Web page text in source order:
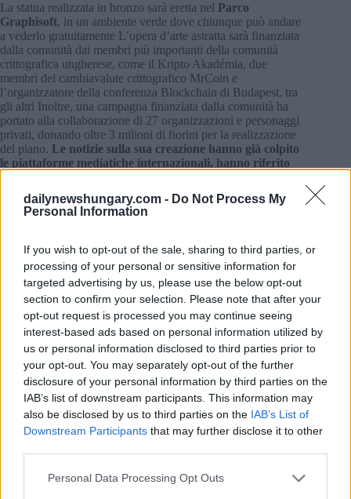
dailynewshungary.com - Do Not Process My
Personal Information
If you wish to opt-out of the sale, sharing to third parties, or
processing of your personal or sensitive information for
targeted advertising by us, please use the below opt-out
section to confirm your selection. Please note that after your
opt-out request is processed you may continue seeing
interest-based ads based on personal information utilized by
us or personal information disclosed to third parties prior to
your opt-out. You may separately opt-out of the further
disclosure of your personal information by third parties on the
IAB’s list of downstream participants. This information may
also be disclosed by us to third parties on the IAB’s List of
Downstream Participants that may further disclose it to other
Please note that this website/app uses one or more Google
Personal Data Processing Opt Outs
La statua realizzata in bronzo sarà eretta nel Parco
Graphisoft, in un ambiente verde dove chiunque può andare
a vederlo gratuitamente L’opera d’arte astratta sarà finanziata
dalla comunità dai membri più importanti della comunità
crittografica ungherese, come il Kripto Akadémia, due
membri del cambiavalute crittografico MrCoin e
l’organizzatore della conferenza Blockchain di Budapest, tra
gli altri Inoltre, una campagna finanziata dalla comunità ha
portato alla collaborazione di 27 organizzazioni e personaggi
privati, donando oltre 3 milioni di fiorini per la realizzazione
del piano. Le notizie sulla sua creazione hanno già colpito
le piattaforme mediatiche internazionali, hanno riferito
L’idea per una statua del genere è venuta da András Györfi,
non è il bitcoin a stare al centro della sua iniziativa, ma la
tecnologia stessa attorno alla quale è costruito l’intero sistema.
Come dice lui,“La tecnologia blockchain è una soluzione
perfetta in tanti campi: assistenza sanitaria, logistica o
erogazione di aiuti o assistenza per chi ne ha bisogno È un
database che dà un livello di sicurezza e protezione
incomparabile ai database precedenti È dura da manipolare,
quasi impossibile Quando si tratta di finanze, porta
decentralizzazione, nel senso che non c’è bisogno di una
banca centrale, di uno stato o di un’azienda … Tutto questo è
merito del suo fondatore Ha portato e porterà un enorme
valore al mondo Ecco perché pensavo che meritasse una
statua.”
cui non sappiamo nulla Non abbiamo mai visto il volto che
appartiene a questo nome, e non sappiamo nemmeno se dietro